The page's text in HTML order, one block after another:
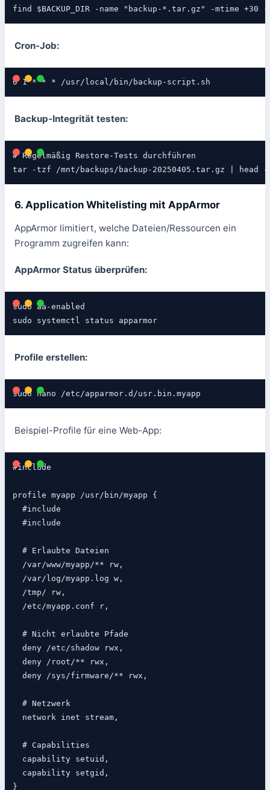
find $BACKUP_DIR -name "backup-*.tar.gz" -mtime +30
Cron-Job:
0 1 * * * /usr/local/bin/backup-script.sh
Backup-Integrität testen:
# Regelmäßig Restore-Tests durchführen
tar -tzf /mnt/backups/backup-20250405.tar.gz | head -
6. Application Whitelisting mit AppArmor
AppArmor limitiert, welche Dateien/Ressourcen ein
Programm zugreifen kann:
AppArmor Status überprüfen:
sudo aa-enabled
sudo systemctl status apparmor
Profile erstellen:
sudo nano /etc/apparmor.d/usr.bin.myapp
Beispiel-Profile für eine Web-App:
#include
profile myapp /usr/bin/myapp {
  #include
  #include
  # Erlaubte Dateien
  /var/www/myapp/** rw,
  /var/log/myapp.log w,
  /tmp/ rw,
  /etc/myapp.conf r,
  # Nicht erlaubte Pfade
  deny /etc/shadow rwx,
  deny /root/** rwx,
  deny /sys/firmware/** rwx,
  # Netzwerk
  network inet stream,
  # Capabilities
  capability setuid,
  capability setgid,
}